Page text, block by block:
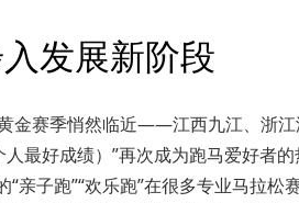
发展新阶段
金赛季悄然临近——江西九江、浙
最好成绩）”再次成为跑马爱好者的
子跑”“欢乐跑”在很多专业马拉松